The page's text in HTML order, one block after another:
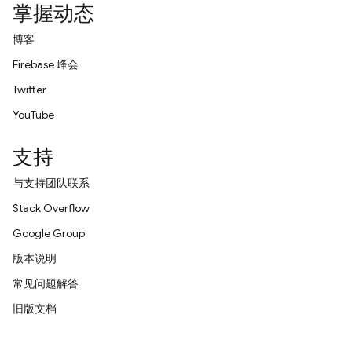
掌握动态
博客
Firebase 峰会
Twitter
YouTube
支持
与支持团队联系
Stack Overflow
Google Group
版本说明
常见问题解答
旧版文档